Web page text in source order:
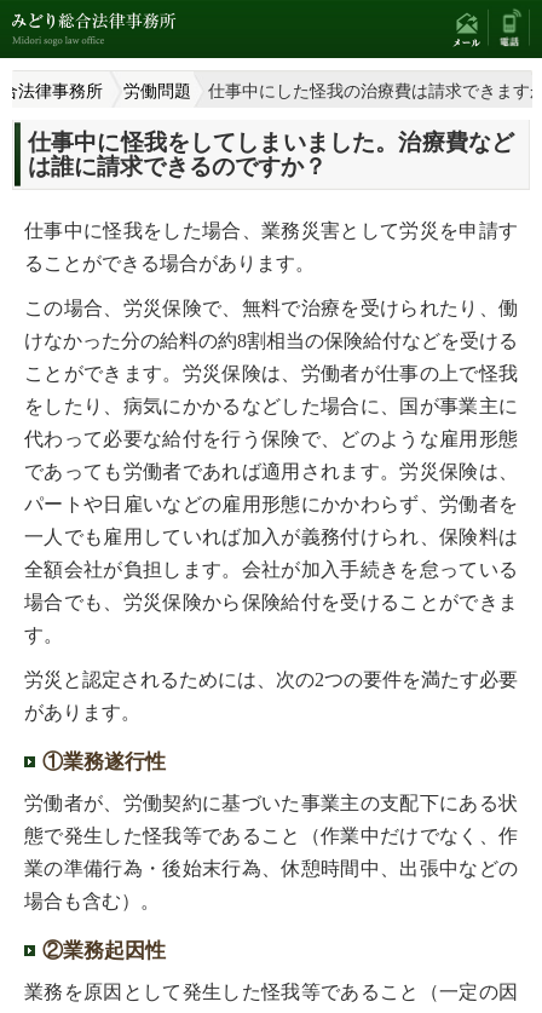
法律事務所 労働問題 仕事中にした怪我の治療費は請求できます
仕事中に怪我をしてしまいました。治療費など
は誰に請求できるのですか？
仕事中に怪我をした場合、業務災害として労災を申請す
ることができる場合があります。
この場合、労災保険で、無料で治療を受けられたり、働
けなかった分の給料の約8割相当の保険給付などを受ける
ことができます。労災保険は、労働者が仕事の上で怪我
をしたり、病気にかかるなどした場合に、国が事業主に
代わって必要な給付を行う保険で、どのような雇用形態
であっても労働者であれば適用されます。労災保険は、
パートや日雇いなどの雇用形態にかかわらず、労働者を
一人でも雇用していれば加入が義務付けられ、保険料は
全額会社が負担します。会社が加入手続きを怠っている
場合でも、労災保険から保険給付を受けることができま
す。
労災と認定されるためには、次の2つの要件を満たす必要
があります。
①業務遂行性
労働者が、労働契約に基づいた事業主の支配下にある状
態で発生した怪我等であること（作業中だけでなく、作
業の準備行為・後始末行為、休憩時間中、出張中などの
場合も含む）。
②業務起因性
業務を原因として発生した怪我等であること（一定の因